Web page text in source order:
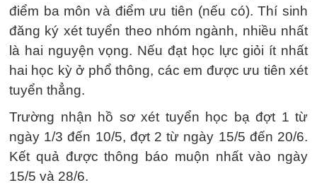
điểm ba môn và điểm ưu tiên (nếu có). Thí sinh
đăng ký xét tuyển theo nhóm ngành, nhiều nhất
là hai nguyện vọng. Nếu đạt học lực giỏi ít nhất
hai học kỳ ở phổ thông, các em được ưu tiên xét
tuyển thẳng.
Trường nhận hồ sơ xét tuyển học bạ đợt 1 từ
ngày 1/3 đến 10/5, đợt 2 từ ngày 15/5 đến 20/6.
Kết quả được thông báo muộn nhất vào ngày
15/5 và 28/6.